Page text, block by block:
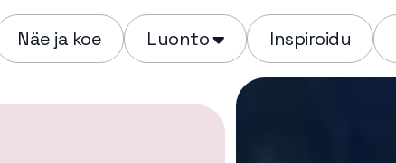
Näe ja koe Luonto Inspiroidu